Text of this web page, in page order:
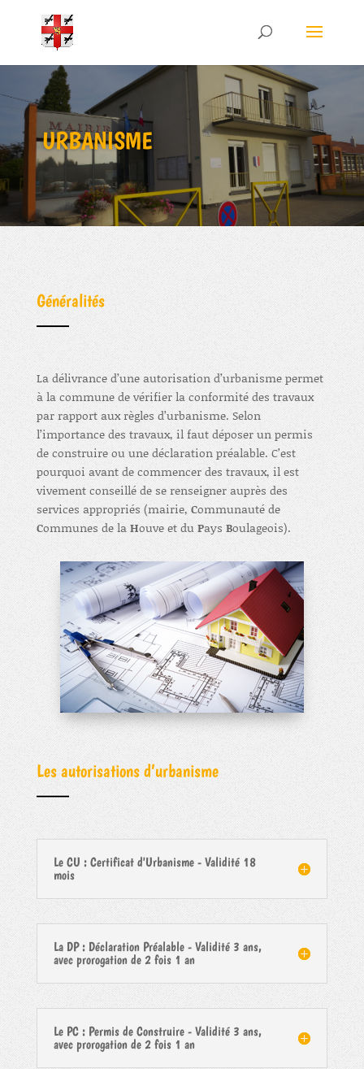
URBANISME
Généralités
La délivrance d’une autorisation d’urbanisme permet
à la commune de vérifier la conformité des travaux
par rapport aux règles d’urbanisme. Selon
l’importance des travaux, il faut déposer un permis
de construire ou une déclaration préalable. C’est
pourquoi avant de commencer des travaux, il est
vivement conseillé de se renseigner auprès des
services appropriés (mairie, Communauté de
Communes de laHouve et duPays Boulageois).
Les autorisations d’urbanisme
Le CU : Certificat d'Urbanisme - Validité 18
mois
La DP : Déclaration Préalable - Validité 3 ans,
avec prorogation de 2 fois 1 an
Le PC : Permis de Construire - Validité 3 ans,
avec prorogation de 2 fois 1 an